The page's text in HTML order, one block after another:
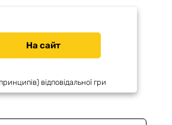
На сайт
відповідальної гри